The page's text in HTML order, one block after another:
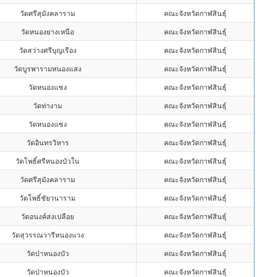
วัดศรีสุมังคลาราม
คณะจังหวัดกาฬสินธุ์
วัดหนองยางเหนือ
คณะจังหวัดกาฬสินธุ์
วัดสว่างศรีบุญเรือง
คณะจังหวัดกาฬสินธุ์
วัดบูรพารามหนองแสง
คณะจังหวัดกาฬสินธุ์
วัดหนองแซง
คณะจังหวัดกาฬสินธุ์
วัดท่างาม
คณะจังหวัดกาฬสินธุ์
วัดหนองแซง
คณะจังหวัดกาฬสินธุ์
วัดอินทรวิหาร
คณะจังหวัดกาฬสินธุ์
วัดโพธิ์ศรีหนองบัวใน
คณะจังหวัดกาฬสินธุ์
วัดศรีสุมังคลาราม
คณะจังหวัดกาฬสินธุ์
วัดโพธิ์ชัยวนาราม
คณะจังหวัดกาฬสินธุ์
วัดอนงค์สงเปลือย
คณะจังหวัดกาฬสินธุ์
วัดสุวรรณวารีหนองแวง
คณะจังหวัดกาฬสินธุ์
วัดป่าหนองบัว
คณะจังหวัดกาฬสินธุ์
วัดป่าหนองบัว
คณะจังหวัดกาฬสินธุ์